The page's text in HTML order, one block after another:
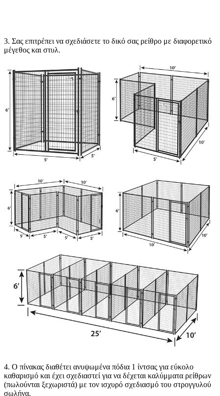
3. Σας επιτρέπει να σχεδιάσετε το δικό σας ρείθρο με διαφορετικό
μέγεθος και στυλ.
4. Ο πίνακας διαθέτει ανυψωμένα πόδια 1 ίντσας για εύκολο
καθαρισμό και έχει σχεδιαστεί για να δέχεται καλύμματα ρείθρων
(πωλούνται ξεχωριστά) με τον ισχυρό σχεδιασμό του στρογγυλού
σωλήνα.